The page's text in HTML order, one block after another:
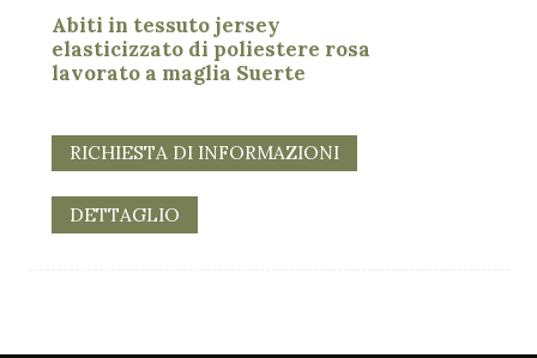
Abiti in tessuto jersey
elasticizzato di poliestere rosa
lavorato a maglia Suerte
RICHIESTA DI INFORMAZIONI
DETTAGLIO